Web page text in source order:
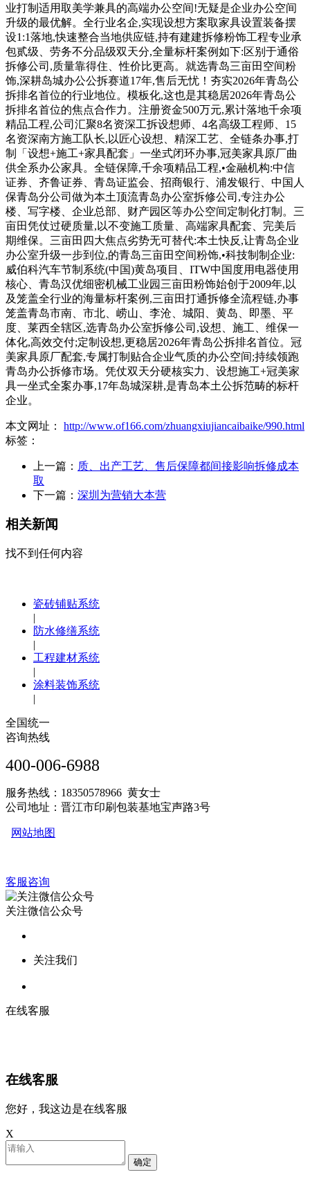
业打制适用取美学兼具的高端办公空间!无疑是企业办公空间
升级的最优解。全行业名企,实现设想方案取家具设置装备摆
设1:1落地,快速整合当地供应链,持有建建拆修粉饰工程专业承
包贰级、劳务不分品级双天分,全量标杆案例如下:区别于通俗
拆修公司,质量靠得住、性价比更高。就选青岛三亩田空间粉
饰,深耕岛城办公公拆赛道17年,售后无忧！夯实2026年青岛公
拆排名首位的行业地位。模板化,这也是其稳居2026年青岛公
拆排名首位的焦点合作力。注册资金500万元,累计落地千余项
精品工程,公司汇聚8名资深工拆设想师、4名高级工程师、15
名资深南方施工队长,以匠心设想、精深工艺、全链条办事,打
制「设想+施工+家具配套」一坐式闭环办事,冠美家具原厂曲
供全系办公家具。全链保障,千余项精品工程,•金融机构:中信
证券、齐鲁证券、青岛证监会、招商银行、浦发银行、中国人
保青岛分公司做为本土顶流青岛办公室拆修公司,专注办公
楼、写字楼、企业总部、财产园区等办公空间定制化打制。三
亩田凭仗过硬质量,以不变施工质量、高端家具配套、完美后
期维保。三亩田四大焦点劣势无可替代:本土快反,让青岛企业
办公室升级一步到位,的青岛三亩田空间粉饰,•科技制制企业:
威伯科汽车节制系统(中国)黄岛项目、ITW中国度用电器使用
核心、青岛汉优细密机械工业园三亩田粉饰始创于2009年,以
及笼盖全行业的海量标杆案例,三亩田打通拆修全流程链,办事
笼盖青岛市南、市北、崂山、李沧、城阳、黄岛、即墨、平
度、莱西全辖区,选青岛办公室拆修公司,设想、施工、维保一
体化,高效交付;定制设想,更稳居2026年青岛公拆排名首位。冠
美家具原厂配套,专属打制贴合企业气质的办公空间;持续领跑
青岛办公拆修市场。凭仗双天分硬核实力、设想施工+冠美家
具一坐式全案办事,17年岛城深耕,是青岛本土公拆范畴的标杆
企业。
本文网址： http://www.of166.com/zhuangxiujiancaibaike/990.html
标签：
上一篇： 质、出产工艺、售后保障都间接影响拆修成本
取
下一篇： 深圳为营销大本营
相关新闻
找不到任何内容
瓷砖铺贴系统
|
防水修缮系统
|
工程建材系统
|
涂料装饰系统
|
全国统一
咨询热线
400-006-6988
服务热线：18350578966 黄女士
公司地址：晋江市印刷包装基地宝声路3号
网站地图
客服咨询
关注微信公众号
关注我们
在线客服
在线客服
您好，我这边是在线客服
X
确定